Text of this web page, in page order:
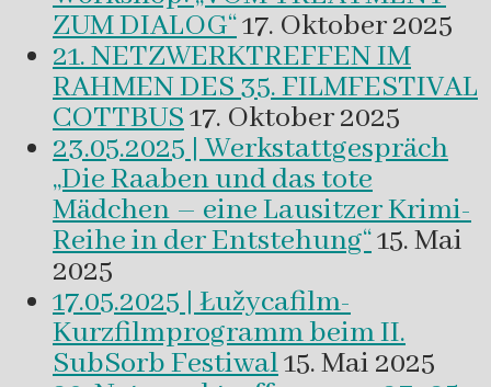
ZUM DIALOG“17. Oktober 2025
21. NETZWERKTREFFEN IM
RAHMEN DES 35. FILMFESTIVAL
COTTBUS17. Oktober 2025
23.05.2025 | Werkstattgespräch
„Die Raaben und das tote
Mädchen – eine Lausitzer Krimi-
Reihe in der Entstehung“15. Mai
2025
17.05.2025 | Łužycafilm-
Kurzfilmprogramm beim II.
SubSorb Festiwal15. Mai 2025